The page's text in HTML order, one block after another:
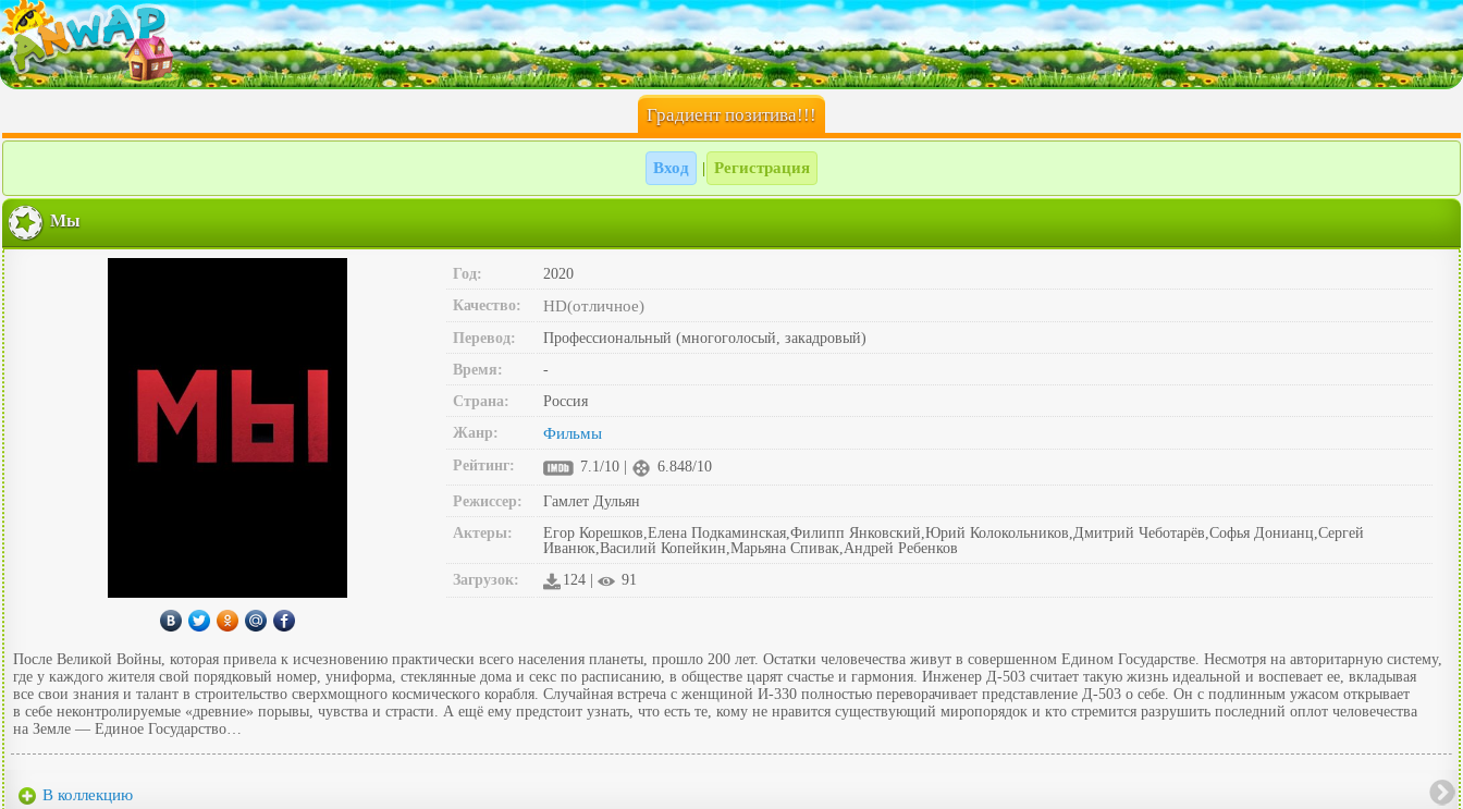
Градиент позитива!!!
Вход Регистрация
Мы
Год:
2020
Качество:
HD(отличное)
Перевод:
Профессиональный (многоголосый, закадровый)
Время:
-
Страна:
Россия
Жанр:
Фильмы
Рейтинг: 7.1/10 | 6.848/10
Режиссер:
Гамлет Дульян
Актеры:
Егор Корешков,Елена Подкаминская,Филипп Янковский,Юрий Колокольников,Дмитрий Чеботарёв,Софья Донианц,Сергей
Иванюк,Василий Копейкин,Марьяна Спивак,Андрей Ребенков
Загрузок:
124 | 91
После Великой Войны, которая привела к исчезновению практически всего населения планеты, прошло 200 лет. Остатки человечества живут в совершенном Едином Государстве. Несмотря на авторитарную систему,
где у каждого жителя свой порядковый номер, униформа, стеклянные дома и секс по расписанию, в обществе царят счастье и гармония. Инженер Д-503 считает такую жизнь идеальной и воспевает ее, вкладывая
все свои знания и талант в строительство сверхмощного космического корабля. Случайная встреча с женщиной И-330 полностью переворачивает представление Д-503 о себе. Он с подлинным ужасом открывает
в себе неконтролируемые «древние» порывы, чувства и страсти. А ещё ему предстоит узнать, что есть те, кому не нравится существующий миропорядок и кто стремится разрушить последний оплот человечества
на Земле — Единое Государство…
В коллекцию